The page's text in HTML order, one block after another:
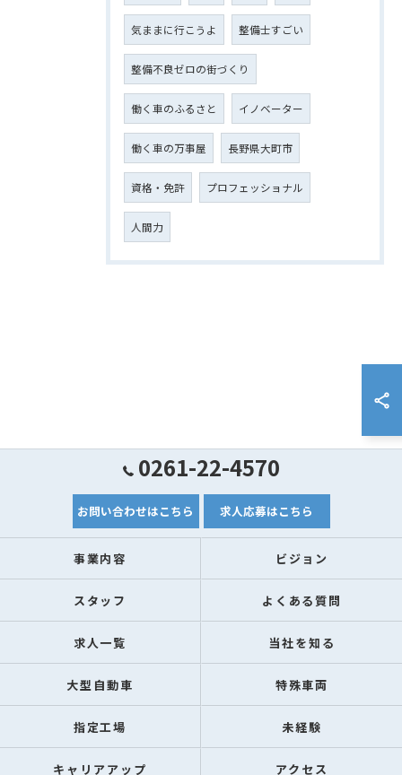
気ままに行こうよ 整備士すごい
整備不良ゼロの街づくり
働く車のふるさと イノベーター
働く車の万事屋 長野県大町市
資格・免許 プロフェッショナル
人間力
0261-22-4570
お問い合わせはこちら 求人応募はこちら
事業内容 ビジョン
スタッフ よくある質問
求人一覧 当社を知る
大型自動車 特殊車両
指定工場 未経験
キャリアアップ アクセス